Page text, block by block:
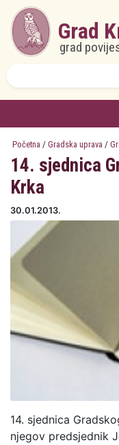
Skoči na glavni sadržaj
Grad
grad
Početna / Gradska uprava /
14. sjednica
Krka
30.01.2013.
14. sjednica
njegov predsjednik